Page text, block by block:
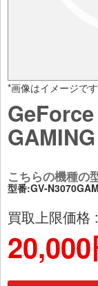
*画像はイメージです
こちらの機種の
型番:GV-
買取上限価格 :
20,000